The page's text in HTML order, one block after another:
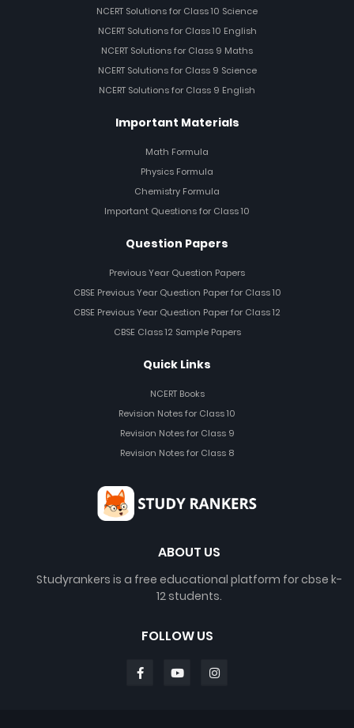
NCERT Solutions for Class 10 Science
NCERT Solutions for Class 10 English
NCERT Solutions for Class 9 Maths
NCERT Solutions for Class 9 Science
NCERT Solutions for Class 9 English
Important Materials
Math Formula
Physics Formula
Chemistry Formula
Important Questions for Class 10
Question Papers
Previous Year Question Papers
CBSE Previous Year Question Paper for Class 10
CBSE Previous Year Question Paper for Class 12
CBSE Class 12 Sample Papers
Quick Links
NCERT Books
Revision Notes for Class 10
Revision Notes for Class 9
Revision Notes for Class 8
ABOUT US
Studyrankers is a free educational platform for cbse k-
12 students.
FOLLOW US